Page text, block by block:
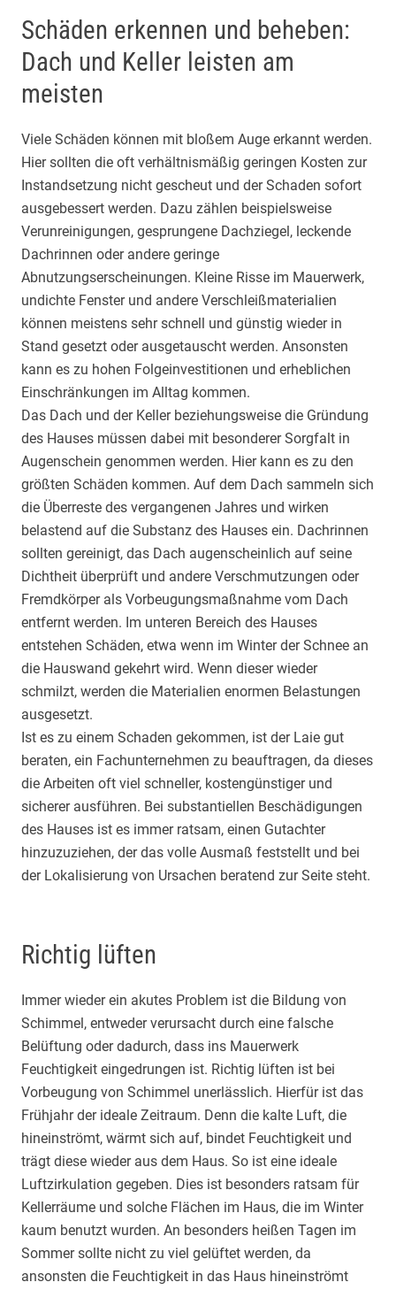
Schäden erkennen und beheben:
Dach und Keller leisten am
meisten
Viele Schäden können mit bloßem Auge erkannt werden.
Hier sollten die oft verhältnismäßig geringen Kosten zur
Instandsetzung nicht gescheut und der Schaden sofort
ausgebessert werden. Dazu zählen beispielsweise
Verunreinigungen, gesprungene Dachziegel, leckende
Dachrinnen oder andere geringe
Abnutzungserscheinungen. Kleine Risse im Mauerwerk,
undichte Fenster und andere Verschleißmaterialien
können meistens sehr schnell und günstig wieder in
Stand gesetzt oder ausgetauscht werden. Ansonsten
kann es zu hohen Folgeinvestitionen und erheblichen
Einschränkungen im Alltag kommen.
Das Dach und der Keller beziehungsweise die Gründung
des Hauses müssen dabei mit besonderer Sorgfalt in
Augenschein genommen werden. Hier kann es zu den
größten Schäden kommen. Auf dem Dach sammeln sich
die Überreste des vergangenen Jahres und wirken
belastend auf die Substanz des Hauses ein. Dachrinnen
sollten gereinigt, das Dach augenscheinlich auf seine
Dichtheit überprüft und andere Verschmutzungen oder
Fremdkörper als Vorbeugungsmaßnahme vom Dach
entfernt werden. Im unteren Bereich des Hauses
entstehen Schäden, etwa wenn im Winter der Schnee an
die Hauswand gekehrt wird. Wenn dieser wieder
schmilzt, werden die Materialien enormen Belastungen
ausgesetzt.
Ist es zu einem Schaden gekommen, ist der Laie gut
beraten, ein Fachunternehmen zu beauftragen, da dieses
die Arbeiten oft viel schneller, kostengünstiger und
sicherer ausführen. Bei substantiellen Beschädigungen
des Hauses ist es immer ratsam, einen Gutachter
hinzuzuziehen, der das volle Ausmaß feststellt und bei
der Lokalisierung von Ursachen beratend zur Seite steht.
Richtig lüften
Immer wieder ein akutes Problem ist die Bildung von
Schimmel, entweder verursacht durch eine falsche
Belüftung oder dadurch, dass ins Mauerwerk
Feuchtigkeit eingedrungen ist. Richtig lüften ist bei
Vorbeugung von Schimmel unerlässlich. Hierfür ist das
Frühjahr der ideale Zeitraum. Denn die kalte Luft, die
hineinströmt, wärmt sich auf, bindet Feuchtigkeit und
trägt diese wieder aus dem Haus. So ist eine ideale
Luftzirkulation gegeben. Dies ist besonders ratsam für
Kellerräume und solche Flächen im Haus, die im Winter
kaum benutzt wurden. An besonders heißen Tagen im
Sommer sollte nicht zu viel gelüftet werden, da
ansonsten die Feuchtigkeit in das Haus hineinströmt